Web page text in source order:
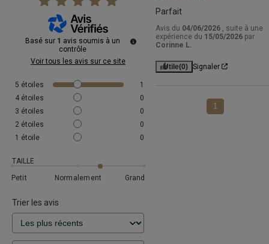
Basé sur 1 avis soumis à un
contrôle
Voir tous les avis sur ce site
5 étoiles
1
4 étoiles
0
3 étoiles
0
2 étoiles
0
1 étoile 0
TAILLE
Petit
Normalement Grand
Trier les avis
Parfait
Avis du 04/06/2026
, suite à une
expérience du 15/05/2026 par
Corinne L.
Utile(0) Signaler
1